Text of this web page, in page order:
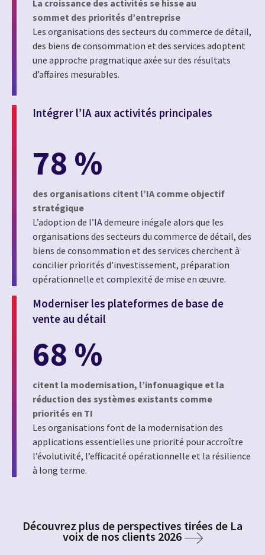
La croissance des activités se hisse au
sommet des priorités d’entreprise
Les organisations des secteurs du commerce de détail,
des biens de consommation et des services adoptent
une approche pragmatique axée sur des résultats
d’affaires mesurables.
Intégrer l’IA aux activités principales
78 %
des organisations citent l’IA comme objectif
stratégique
L’adoption de l’IA demeure inégale alors que les
organisations des secteurs du commerce de détail, des
biens de consommation et des services cherchent à
concilier priorités d’investissement, préparation
opérationnelle et complexité de mise en œuvre.
Moderniser les plateformes de base de
vente au détail
68 %
citent la modernisation, l’infonuagique et la
réduction des systèmes existants comme
priorités en TI
Les organisations font de la modernisation des
applications essentielles une priorité pour accroître
l’évolutivité, l’efficacité opérationnelle et la résilience
à long terme.
Découvrez plus de perspectives tirées de La
voix de nos clients 2026